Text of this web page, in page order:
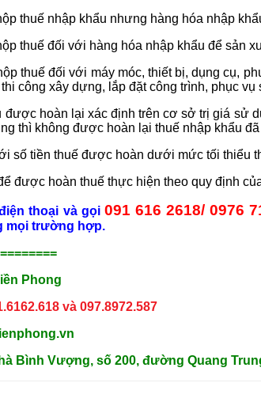
thuế nhập khẩu nhưng hàng hóa nhập
thuế đối với hàng hóa nhập khẩu để sản
thuế đối với máy móc, thiết bị, dụng cụ,
công xây dựng, lắp đặt công trình, phục
được hoàn lại xác định trên cơ sở trị giá sử
thì không được hoàn lại thuế nhập khẩu đã
số tiền thuế được hoàn dưới mức tối thiểu
được hoàn thuế thực hiện theo quy định
thoại và gọi 091 616 2618/ 0976
mọi trường hợp.
Phong
và 097.8972.587
Bình Vượng, số 200, đường Quang